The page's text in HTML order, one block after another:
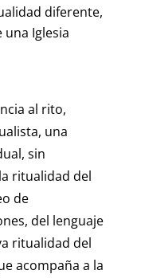
diferente,
Iglesia
al rito,
una
sin
ritualidad del
de
del lenguaje
ritualidad del
acompaña a la